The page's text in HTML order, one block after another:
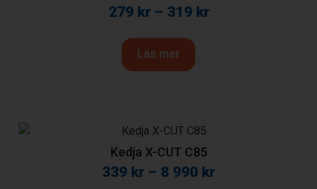
279 kr– 319 kr
Läs mer
Kedja X-CUT C85
339 kr – 8 990 kr